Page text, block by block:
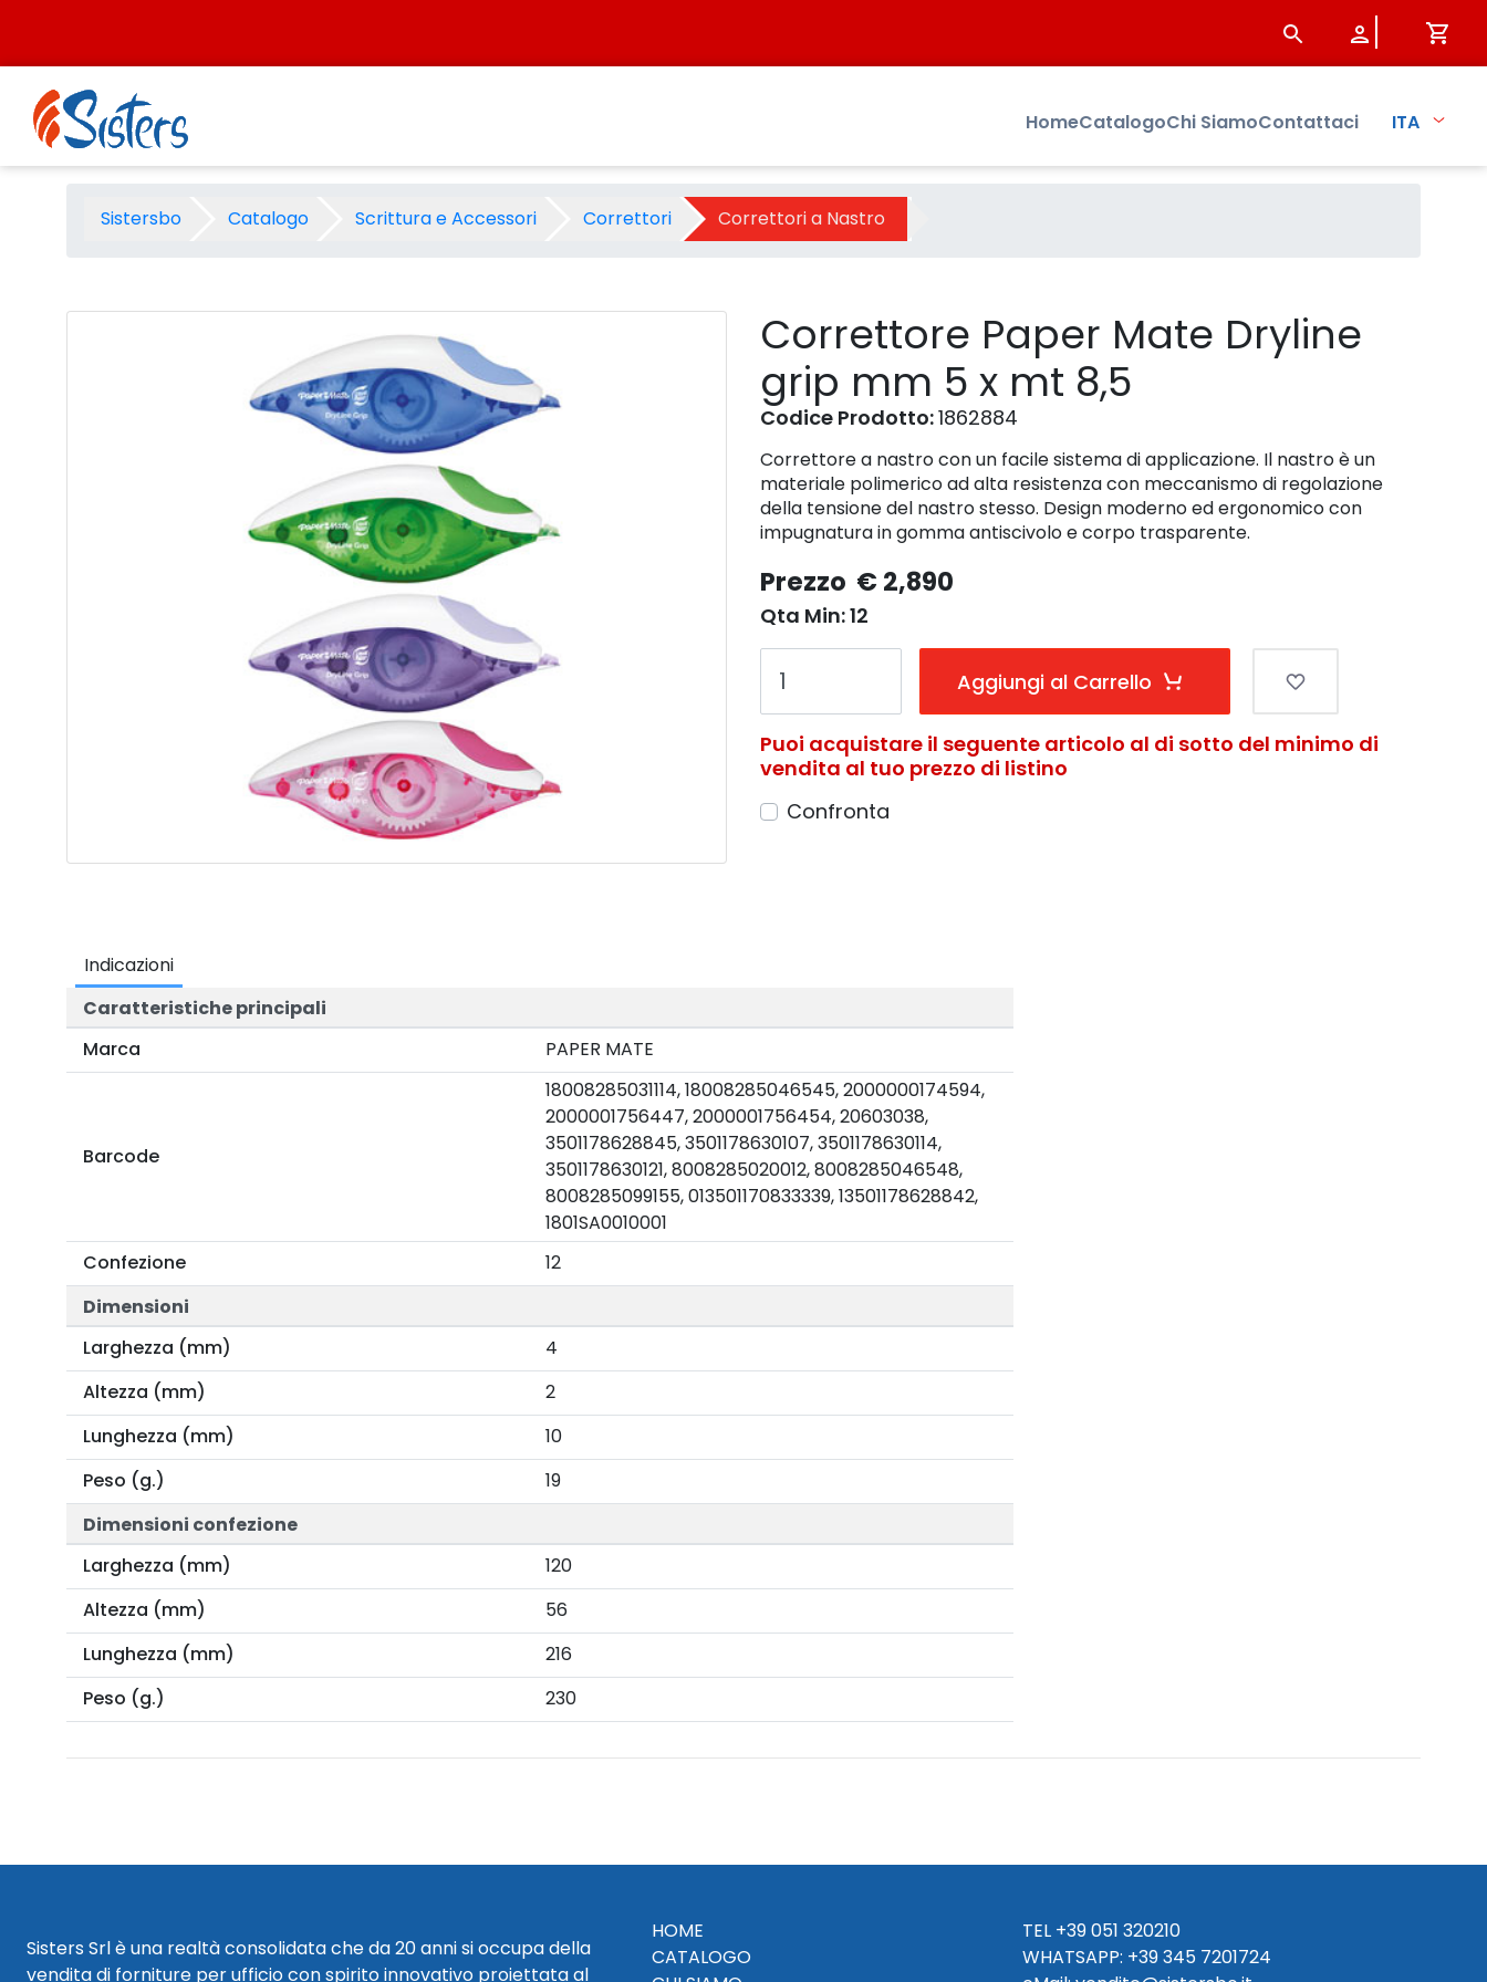
Correttore Paper Mate Dryline grip mm 5 x mt 8,5 - Prodotto - Sistersbo
HomeCatalogoChi SiamoContattaci ITA
Sistersbo Catalogo Scrittura e Accessori Correttori Correttori a Nastro
Correttore Paper Mate Dryline
grip mm 5 x mt 8,5
Codice Prodotto:1862884
Correttore a nastro con un facile sistema di applicazione. Il nastro è un
materiale polimerico ad alta resistenza con meccanismo di regolazione
della tensione del nastro stesso. Design moderno ed ergonomico con
impugnatura in gomma antiscivolo e corpo trasparente.
Prezzo € 2,890
Qta Min: 12
Aggiungi al Carrello
Puoi acquistare il seguente articolo al di sotto del minimo di
vendita al tuo prezzo di listino
Confronta
Indicazioni
Caratteristiche principali
Marca
PAPER MATE
Barcode
18008285031114, 18008285046545, 2000000174594,
2000001756447, 2000001756454, 20603038,
3501178628845, 3501178630107, 3501178630114,
3501178630121, 8008285020012, 8008285046548,
8008285099155, 013501170833339, 13501178628842,
1801SA0010001
Confezione
12
Dimensioni
Larghezza (mm)
4
Altezza (mm)
2
Lunghezza (mm)
10
Peso (g.)
19
Dimensioni confezione
Larghezza (mm)
120
Altezza (mm)
56
Lunghezza (mm)
216
Peso (g.)
230
Sisters Srl è una realtà consolidata che da 20 anni si occupa della
vendita di forniture per ufficio con spirito innovativo proiettata al
HOME
CATALOGO
TEL +39 051 320210
WHATSAPP: +39345 7201724